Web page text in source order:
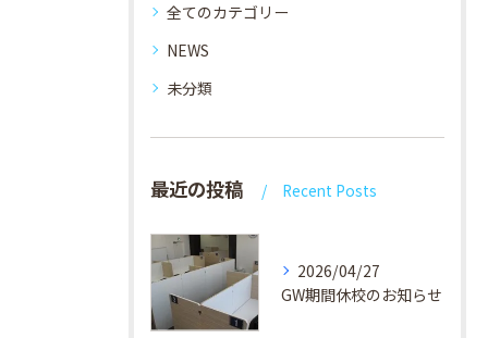
全てのカテゴリー
NEWS
未分類
最近の投稿 Recent Posts
2026/04/27
GW期間休校のお知らせ